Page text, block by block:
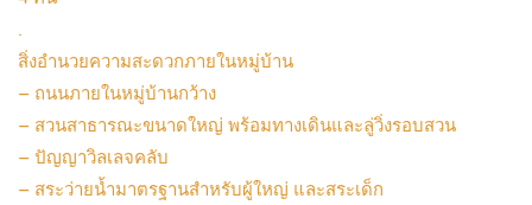
.
สิ่งอำนวยความสะดวกภายในหมู่บ้าน
– ถนนภายในหมู่บ้านกว้าง
– สวนสาธารณะขนาดใหญ่ พร้อมทางเดินและลู่วิ่งรอบสวน
– ปัญญาวิลเลจคลับ
– สระว่ายน้ำมาตรฐานสำหรับผู้ใหญ่ และสระเด็ก